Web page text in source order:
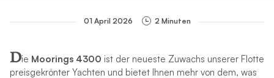
01 April 2026 2 Minuten
Die Moorings 4300 ist der neueste Zuwachs unserer Flotte
preisgekrönter Yachten und bietet Ihnen mehr von dem, was